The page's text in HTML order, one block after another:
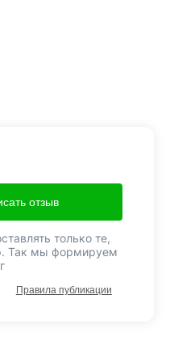
отзыв
только те,
Так мы формируем
Правила публикации